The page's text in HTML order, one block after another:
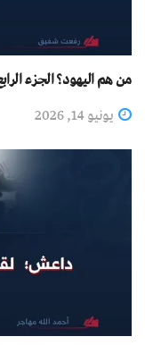
من هم اليهود؟ الجزء
يونيو 14, 2026